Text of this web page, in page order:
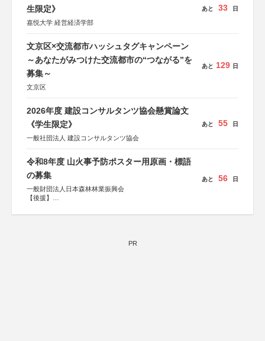
生限定》
嘉悦大学 経営経済学部
あと 33 日
文京区×交流都市ハッシュタグキャンペーン
～あなたがみつけた交流都市の“つながる”を
募集～
文京区
あと 129 日
2026年度 建設コンサルタンツ協会懸賞論文
《学生限定》
一般社団法人 建設コンサルタンツ協会
あと 55 日
令和8年度 山火事予防ポスター用原画・標語
の募集
一般財団法人日本森林林業振興会
【後援】
会、森林火災対策協会
あと 56 日
PR